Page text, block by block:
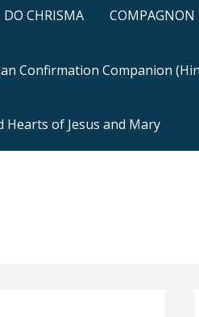
CHRISMA
Confirmation Companion
of Jesus and Mary